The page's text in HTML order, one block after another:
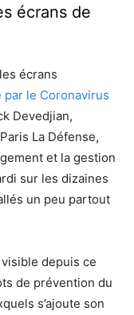
écrans de
écrans
par le Coronavirus
Devedjian,
La Défense,
et la gestion
sur les dizaines
un peu partout
depuis ce
de prévention du
s’ajoute son